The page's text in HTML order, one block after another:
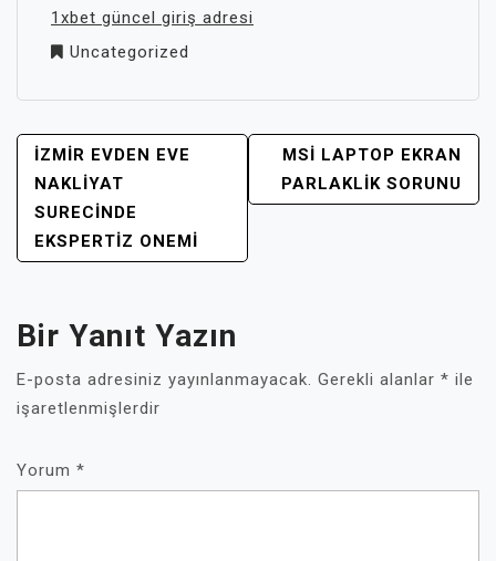
1xbet güncel giriş adresi
Uncategorized
YAZI
GEZINMESI
İZMIR EVDEN EVE
NAKLIYAT
SURECINDE
EKSPERTIZ ONEMI
MSI LAPTOP EKRAN
PARLAKLIK SORUNU
Bir Yanıt Yazın
E-posta adresiniz yayınlanmayacak. Gerekli alanlar * ile
işaretlenmişlerdir
Yorum *